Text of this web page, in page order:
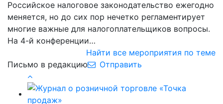
Российское налоговое законодательство ежегодно
меняется, но до сих пор нечетко регламентирует
многие важные для налогоплательщиков вопросы.
На 4-й конференции…
Найти все мероприятия по теме
Письмо в редакцию
Отправить